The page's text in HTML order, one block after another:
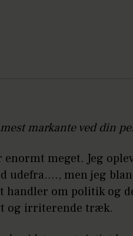
markante ved din
enormt meget. Jeg
udefra...., men jeg
handler om politik og
og irriterende træk.